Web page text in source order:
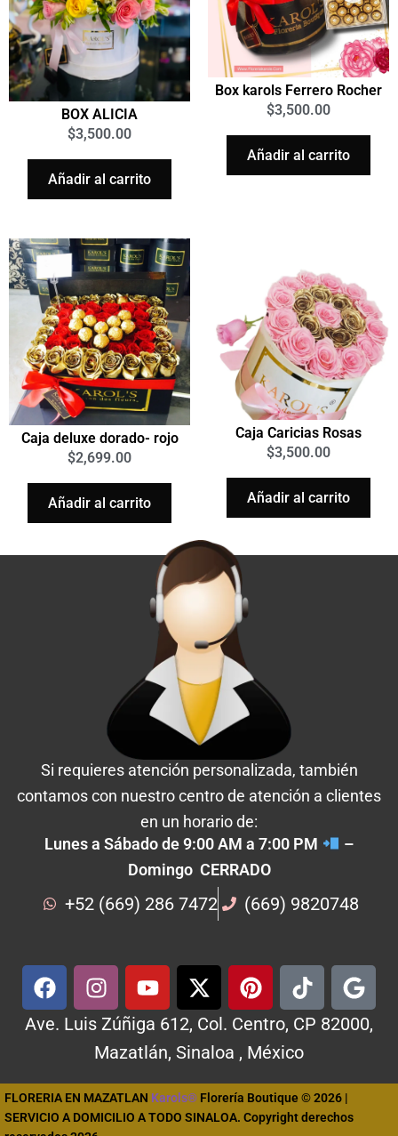
BOX ALICIA
$3,500.00
Añadir al carrito
Box karols Ferrero Rocher
$3,500.00
Añadir al carrito
Caja deluxe dorado- rojo
$2,699.00
Añadir al carrito
Caja Caricias Rosas
$3,500.00
Añadir al carrito
Si requieres atención personalizada, también
contamos con nuestro centro de atención a clientes
en un horario de:
Lunes a Sábado de 9:00 AM a 7:00 PM
–
Domingo CERRADO
+52 (669) 286 7472 (669) 9820748
Ave. Luis Zúñiga 612, Col. Centro, CP 82000,
Mazatlán, Sinaloa , México
FLORERIA EN MAZATLAN Karols® Florería Boutique © 2026 |
SERVICIO A DOMICILIO A TODO SINALOA. Copyright derechos